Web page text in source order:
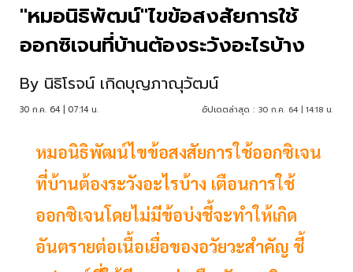
"หมอนิธิพัฒน์"ไขข้อสงสัยการใช้
ออกซิเจนที่บ้านต้องระวังอะไรบ้าง
By นิธิโรจน์ เกิดบุญภาณุวัฒน์
30 ก.ค. 64 | 07:14 น. อัปเดตล่าสุด : 30 ก.ค. 64 | 14:18 น.
หมอนิธิพัฒน์ไขข้อสงสัยการใช้ออกซิเจน
ที่บ้านต้องระวังอะไรบ้าง เตือนการใช้
ออกซิเจนโดยไม่มีข้อบ่งชี้จะทำให้เกิด
อันตรายต่อเนื้อเยื่อของอวัยวะสำคัญ ชี้